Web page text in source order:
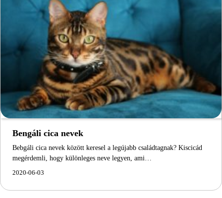
Bengáli cica nevek
Bebgáli cica nevek között keresel a legújabb családtagnak? Kiscicád
megérdemli, hogy különleges neve legyen, ami…
2020-06-03